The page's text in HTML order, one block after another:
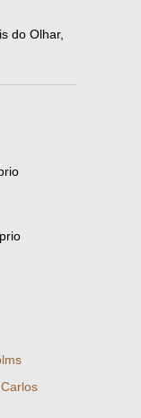
do Olhar,
Carlos